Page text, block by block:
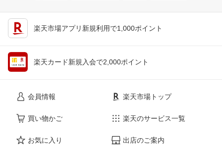
楽天市場アプリ新規利用で1,000ポイント
楽天カード新規入会で2,000ポイント
会員情報
買い物かご
お気に入り
楽天市場トップ
楽天のサービス一覧
出店のご案内